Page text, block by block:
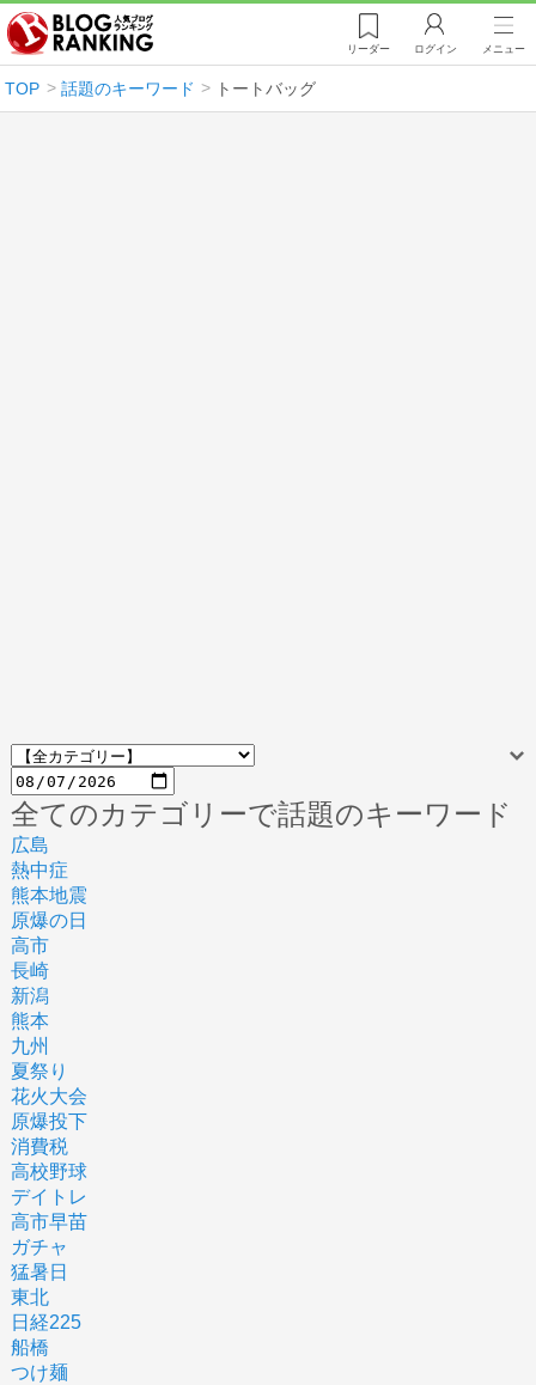
リーダー ログイン メニュー
TOP 話題のキーワード トートバッグ
全てのカテゴリーで話題のキーワード
広島
熱中症
熊本地震
原爆の日
高市
長崎
新潟
熊本
九州
夏祭り
花火大会
原爆投下
消費税
高校野球
デイトレ
高市早苗
ガチャ
猛暑日
東北
日経225
船橋
つけ麺